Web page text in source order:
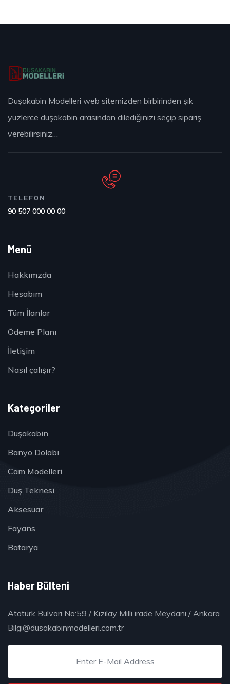
Duşakabin Modelleri web sitemizden birbirinden şık
yüzlerce duşakabin arasından dilediğinizi seçip sipariş
verebilirsiniz…
TELEFON
90 507 000 00 00
Menü
Hakkımzda
Hesabım
Tüm İlanlar
Ödeme Planı
İletişim
Nasıl çalışır?
Kategoriler
Duşakabin
Banyo Dolabı
Cam Modelleri
Duş Teknesi
Aksesuar
Fayans
Batarya
Haber Bülteni
Atatürk Bulvarı No:59 / Kızılay Milli irade Meydanı / Ankara
Bilgi@dusakabinmodelleri.com.tr